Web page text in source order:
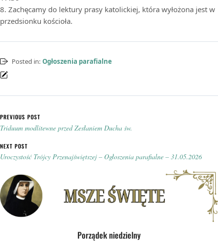
8. Zachęcamy do lektury prasy katolickiej, która wyłożona jest w
przedsionku kościoła.
Posted in: Ogłoszenia parafialne
Nawigacja wpisu
PREVIOUS POST
Triduum modlitewne przed Zesłaniem Ducha św.
NEXT POST
Uroczystość Trójcy Przenajświętszej – Ogłoszenia parafialne – 31.05.2026
Porządek niedzielny